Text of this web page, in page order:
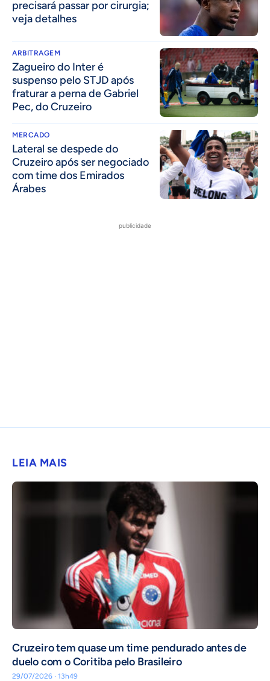
precisará passar por cirurgia;
veja detalhes
ARBITRAGEM
Zagueiro do Inter é
suspenso pelo STJD após
fraturar a perna de Gabriel
Pec, do Cruzeiro
MERCADO
Lateral se despede do
Cruzeiro após ser negociado
com time dos Emirados
Árabes
publicidade
LEIA MAIS
Cruzeiro tem quase um time pendurado antes de
duelo com o Coritiba pelo Brasileiro
29/07/2026 · 13h49